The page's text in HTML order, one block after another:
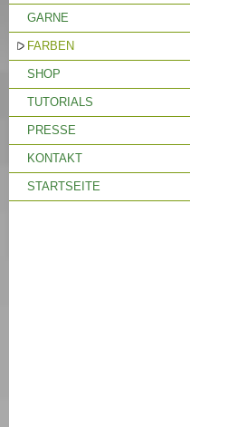
GARNE
FARBEN
SHOP
TUTORIALS
PRESSE
KONTAKT
STARTSEITE